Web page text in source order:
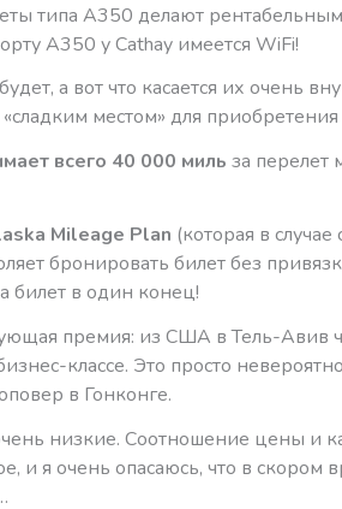
типа А350 делают
А350 у Cathay имеется WiFi!
а вот что касается их очень
«сладким местом» для
всего 40 000 миль за перелет
Mileage Plan (которая в случае
бронировать билет без
билет в один конец!
премия: из США в Тель-Авив
классе. Это просто
в Гонконге.
низкие. Соотношение цены и
и я очень опасаюсь, что в скором